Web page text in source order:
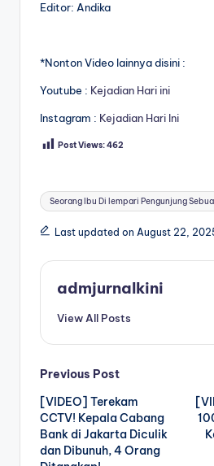
Editor: Andika
*Nonton Video lainnya disini :
Youtube : Kejadian Hari ini
Instagram : Kejadian Hari Ini
Post Views:462
Tags:
Seorang Ibu Di lempari Pengunjung
Last updated on August 22,
admjurnalkini
View All Posts
Post
navigation
Previous Post
[VIDEO] Terekam
CCTV! Kepala Cabang
Bank di Jakarta Diculik
dan Dibunuh, 4 Orang